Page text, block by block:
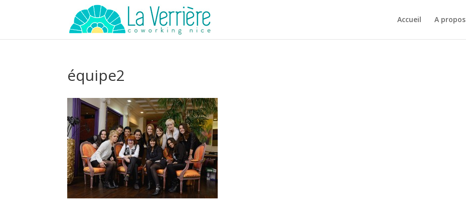
Accueil A propos
équipe2